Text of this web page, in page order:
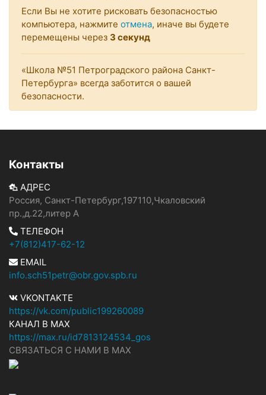
Если Вы не хотите рисковать безопасностью
компьютера, нажмите отмена, иначе вы будете
перемещены через 3 секунд
«Школа №51 Петроградского района Санкт-
Петербурга» всегда заботится о вашей
безопасности.
Контакты
АДРЕС
Россия, Санкт-Петербург,197110,Чкаловский
пр.,д.22,литер А
ТЕЛЕФОН
+7(812)417-62-12
EMAIL
info.sch51petr@obr.gov.spb.ru
VKONTAKTE
https://vk.com/public199260089
КАНАЛ В MAX
https://max.ru/id7813124534_gos
СВЯЗАТЬСЯ С НАМИ В МАХ